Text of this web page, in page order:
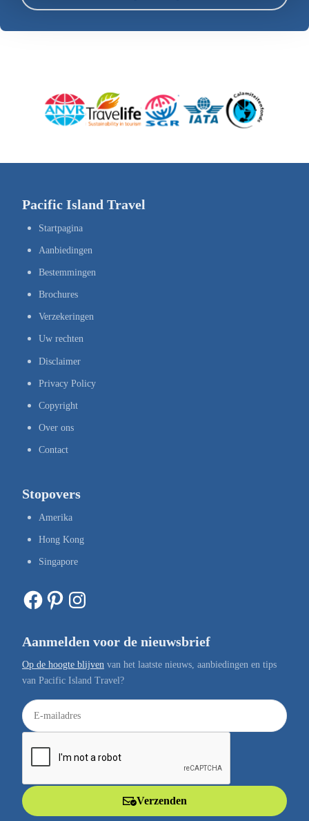
Pacific Island Travel
Startpagina
Aanbiedingen
Bestemmingen
Brochures
Verzekeringen
Uw rechten
Disclaimer
Privacy Policy
Copyright
Over ons
Contact
Stopovers
Amerika
Hong Kong
Singapore
Facebook Pinterest Instagram
Aanmelden voor de nieuwsbrief
Op de hoogte blijven van het laatste nieuws, aanbiedingen en tips
van Pacific Island Travel?
E
-
a
Verzenden